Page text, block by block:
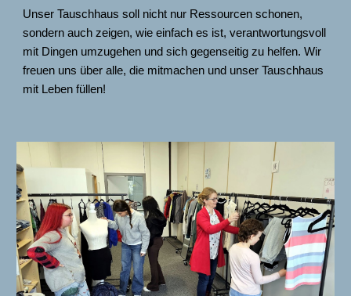
Unser Tauschhaus soll nicht nur Ressourcen schonen,
sondern auch zeigen, wie einfach es ist, verantwortungsvoll
mit Dingen umzugehen und sich gegenseitig zu helfen. Wir
freuen uns über alle, die mitmachen und unser Tauschhaus
mit Leben füllen!